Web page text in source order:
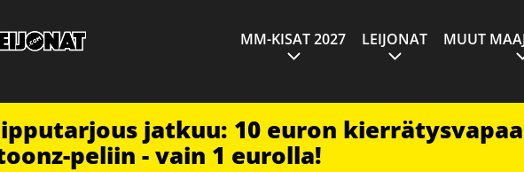
MM-KISAT 2027 LEIJONAT MUUT
jatkuu: 10 euron
peliin - vain 1 eurolla!